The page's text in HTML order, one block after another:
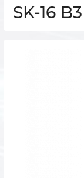
SK-16